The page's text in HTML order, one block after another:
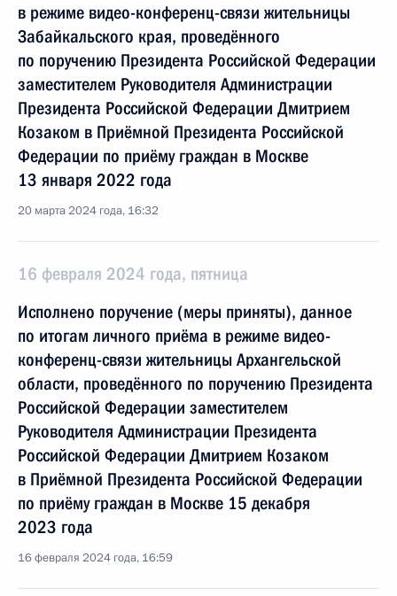
в режиме видео-конференц-связи жительницы
Забайкальского края, проведённого
по поручению Президента Российской Федерации
заместителем Руководителя Администрации
Президента Российской Федерации Дмитрием
Козаком в Приёмной Президента Российской
Федерации по приёму граждан в Москве
13 января 2022 года
20 марта 2024 года, 16:32
16 февраля 2024 года, пятница
Исполнено поручение (меры приняты), данное
по итогам личного приёма в режиме видео-
конференц-связи жительницы Архангельской
области, проведённого по поручению Президента
Российской Федерации заместителем
Руководителя Администрации Президента
Российской Федерации Дмитрием Козаком
в Приёмной Президента Российской Федерации
по приёму граждан в Москве 15 декабря
2023 года
16 февраля 2024 года, 16:59